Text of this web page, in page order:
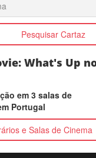
Pesquisar Cartaz
What's Up
em 3 salas de
Portugal
e Salas de Cinema